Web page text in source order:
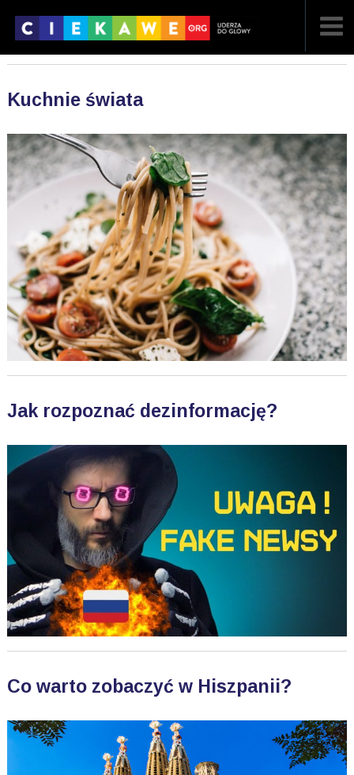
Kuchnie świata
Jak rozpoznać dezinformację?
Co warto zobaczyć w Hiszpanii?
LOSOWE
A ARTYKUŁY
F FILMY
G GALERIA
REGULAMIN
KONTAKT